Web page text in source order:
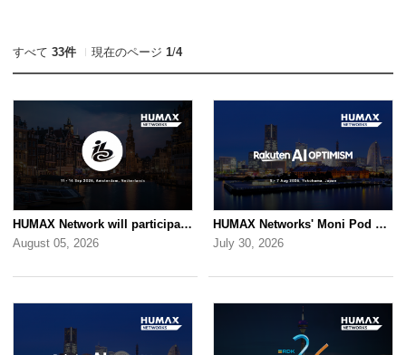
すべて 33件 現在のページ 1/4
HUMAX Network will participate in IBC2026
August 05, 2026
HUMAX Networks' Moni Pod will be showcased at Rakuten AI Optimism 2026
July 30, 2026